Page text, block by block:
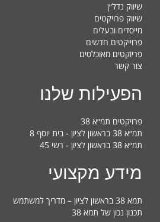
שיווק נדל״ן
שיווק פרויקטים
מייסדים ובעלים
פרוייקטים חדשים
פריוקטים מאוכלסים
צור קשר
הפעילות שלנו
פרויקטים תמ״א 38
תמ״א 38 בראשון לציון - בית יוסף 8
תמ״א 38 בראשון לציון - רשי 45
מידע מקצועי
תמא 38 בראשון לציון – מדריך למשתמש
תכנון נכון של תמא 38